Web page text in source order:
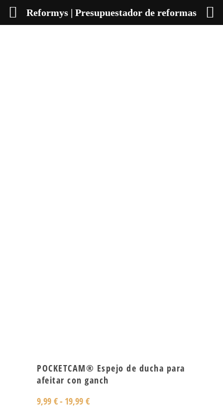
POCKETCAM® Espejo de ducha para
afeitar con ganch
9,99 €- 19,99 €
Reformys | Presupuestador de reformas